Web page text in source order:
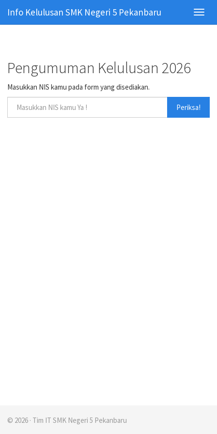
Info Kelulusan SMK Negeri 5 Pekanbaru
Pengumuman Kelulusan 2026
Masukkan NIS kamu pada form yang disediakan.
Periksa!
© 2026 · Tim IT SMK Negeri 5 Pekanbaru